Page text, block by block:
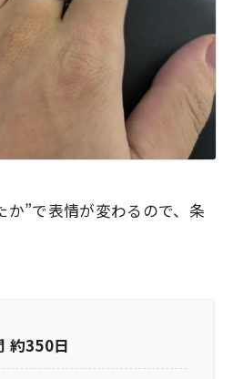
か”で表情が変わるので、条
約350日